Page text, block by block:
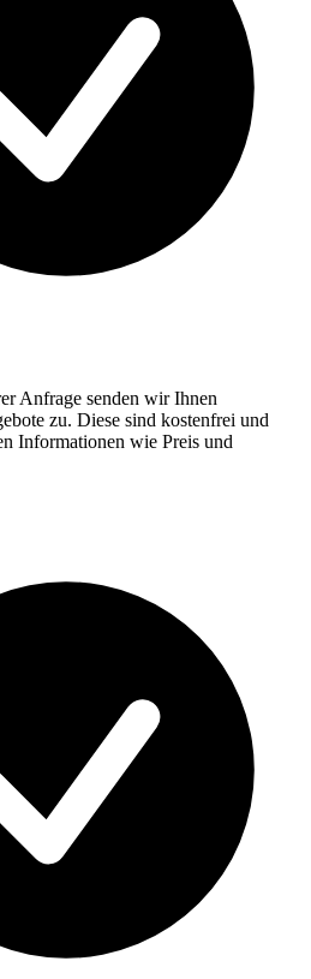
Anfrage senden wir Ihnen
zu. Diese sind kostenfrei und
Informationen wie Preis und